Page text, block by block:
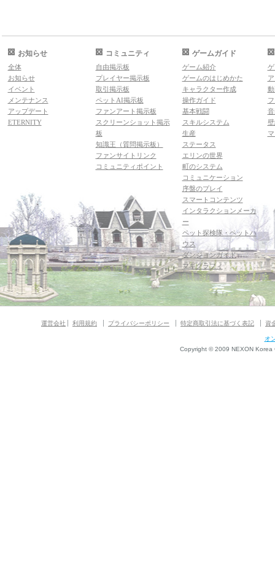
お知らせ
全体
お知らせ
イベント
メンテナンス
アップデート
ETERNITY
コミュニティ
自由掲示板
プレイヤー掲示板
取引掲示板
ペットAI掲示板
ファンアート掲示板
スクリーンショット掲示
板
知識王（質問掲示板）
ファンサイトリンク
コミュニティポイント
ゲームガイド
ゲーム紹介
ゲームのはじめかた
キャラクター作成
操作ガイド
基本戦闘
スキルシステム
生産
ステータス
エリンの世界
町のシステム
コミュニケーション
序盤のプレイ
スマートコンテンツ
インタラクションメーカ
ー
ペット探検隊・ペットハ
ウス
ダンジョンガイド
マギグラフィ
運営会社 利用規約 プライバシーポリシー 特定商取引法に基づく表記 資
オ
Copyright © 2009 NEXON Korea